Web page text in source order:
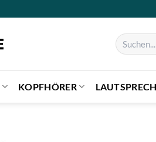
Suchen
nach:
KOPFHÖRER